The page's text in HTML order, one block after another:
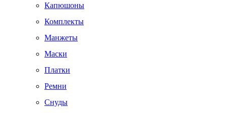
Капюшоны
Комплекты
Манжеты
Маски
Платки
Ремни
Снуды